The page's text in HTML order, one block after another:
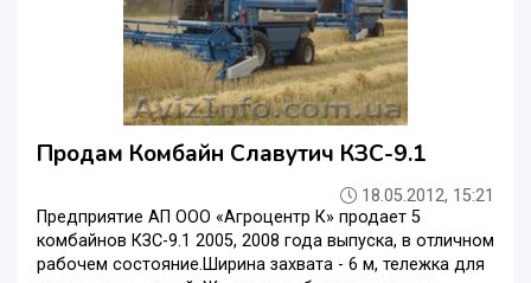
Продам Комбайн Славутич КЗС-9.1
18.05.2012, 15:21
Предприятие АП ООО «Агроцентр К» продает 5
комбайнов КЗС-9.1 2005, 2008 года выпуска, в отличном
рабочем состояние.Ширина захвата - 6 м, тележка для